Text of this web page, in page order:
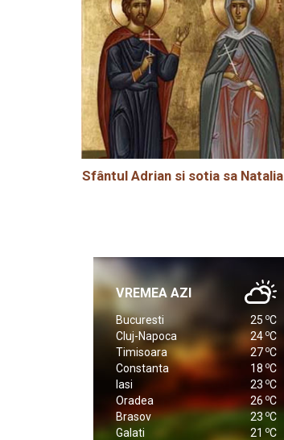
Sfântul Adrian si sotia sa Natalia
VREMEA AZI
Bucuresti 25 oC
Cluj-Napoca
24 oC
Timisoara
27oC
Constanta
18 oC
Iasi
23 oC
Oradea
26 oC
Brasov
23 oC
Galati
21 oC